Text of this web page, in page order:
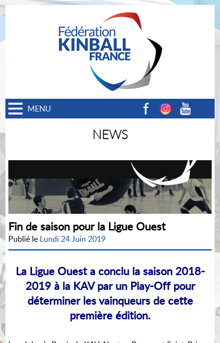
MENU
NEWS
Fin de saison pour la Ligue Ouest
Publié le Lundi 24 Juin 2019
La Ligue Ouest a conclu la saison 2018-
2019 à la KAV par un Play-Off pour
déterminer les vainqueurs de cette
première édition.